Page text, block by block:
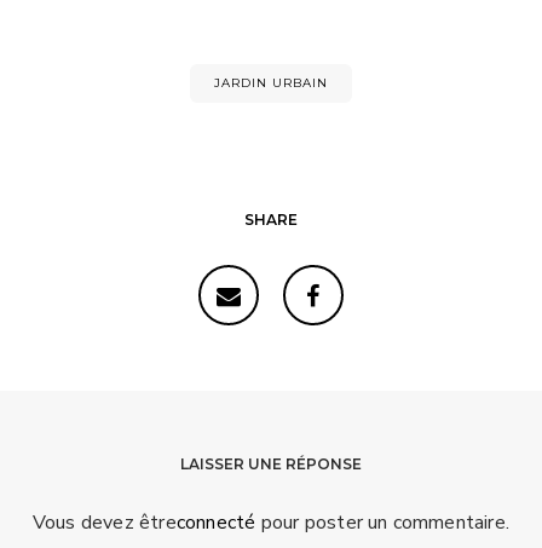
JARDIN URBAIN
SHARE
LAISSER UNE RÉPONSE
Vous devez êtreconnecté pour poster un commentaire.